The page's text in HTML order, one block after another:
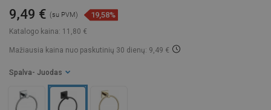
Katalogo kaina: 11,80 €
9,49 € (su PVM) 19,58%
Mažiausia kaina nuo paskutinių 30 dienų: 9,49 €
Spalva - Juodas